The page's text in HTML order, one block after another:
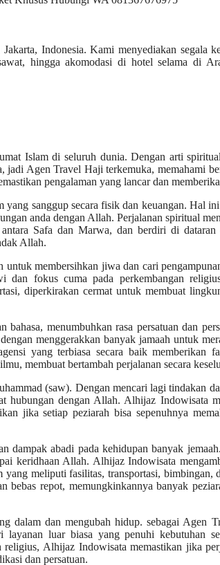
Indonesia. Kami menyediakan segala
hingga akomodasi di hotel selama di
Islam di seluruh dunia. Dengan arti
Agen Travel Haji terkemuka, memahami
pengalaman yang lancar dan
sanggup secara fisik dan keuangan. Hal
anda dengan Allah. Perjalanan spiritual
Safa dan Marwa, dan berdiri di
Allah.
membersihkan jiwa dan cari
fokus cuma pada perkembangan
diperkirakan cermat untuk membuat
menumbuhkan rasa persatuan dan
menggerakkan banyak jamaah untuk
yang terbiasa secara baik memberikan
membuat bertambah perjalanan secara
(saw). Dengan mencari lagi tindakan
hubungan dengan Allah. Alhijaz Indowisata
jika setiap peziarah bisa sepenuhnya
dampak abadi pada kehidupan banyak
keridhaan Allah. Alhijaz Indowisata
meliputi fasilitas, transportasi, bimbingan,
bebas repot, memungkinkannya banyak
dalam dan mengubah hidup. sebagai Agen
luar biasa yang penuhi kebutuhan
Alhijaz Indowisata memastikan jika
dan persatuan.